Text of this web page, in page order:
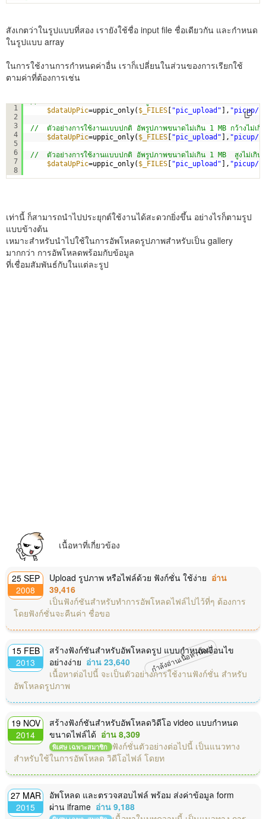
สังเกตว่าในรูปแบบที่สอง เรายังใช้ชื่อ input file ชื่อเดียวกัน และกำหนด
ในรูปแบบ array
ในการใช้งานการกำหนดค่าอื่น เราก็เปลี่ยนในส่วนของการเรียกใช้
ตามค่าที่ต้องการเช่น
1
2
3
4
5
6
7
8
$dataUpPic=uppic_only( $_FILES [ "pic_upload" ], "picup/"
//  ตัวอย่างการใช้งานแบบปกติ อัพรูปภาพขนาดไม่เกิน 1 MB กว้างไม่เกิ
$dataUpPic=uppic_only( $_FILES [ "pic_upload" ], "picup/"
//  ตัวอย่างการใช้งานแบบปกติ อัพรูปภาพขนาดไม่เกิน 1 MB  สูงไม่เกิน
$dataUpPic=uppic_only( $_FILES [ "pic_upload" ], "picup/"
เท่านี้ ก็สามารถนำไปประยุกต์ใช้งานได้สะดวกยิ่งขึ้น อย่างไรก็ตามรูป
แบบข้างต้น
เหมาะสำหรับนำไปใช้ในการอัพโหลดรูปภาพสำหรับเป็น gallery
มากกว่า การอัพโหลดพร้อมกับข้อมูล
ที่เชื่อมสัมพันธ์กับในแต่ละรูป
เนื้อหาที่เกี่ยวข้อง
25 SEP
2008
Upload รูปภาพ หรือไฟล์ด้วย ฟังก์ชั่น ใช้ง่าย อ่าน
39,416
เป็นฟังก์ชันสำหรับทำการอัพโหลดไฟล์ไปไว้ที่ๆ ต้องการ
โดยฟังก์ชั่นจะคืนค่า ชื่อขอ
กำลังอ่านเนื้อหานี้อยู่
15 FEB
2013
สร้างฟังก์ชันสำหรับอัพโหลดรูป แบบกำหนดเงื่อนไข
อย่างง่าย อ่าน 23,640
เนื้อหาต่อไปนี้ จะเป็นตัวอย่างการใช้งานฟังก์ชั่น สำหรับ
อัพโหลดรูปภาพ
19 NOV
2014
สร้างฟังก์ชันสำหรับอัพโหลดวิดีโอ video แบบกำหนด
ขนาดไฟล์ได้ อ่าน 8,309
พิเศษ เฉพาะสมาชิก ฟังก์ชั่นตัวอย่างต่อไปนี้ เป็นแนวทาง
สำหรับใช้ในการอัพโหลด วิดีโอไฟล์ โดยท
27 MAR
2015
อัพโหลด และตรวจสอบไฟล์ พร้อม ส่งค่าข้อมูล form
ผ่าน iframe อ่าน 9,188